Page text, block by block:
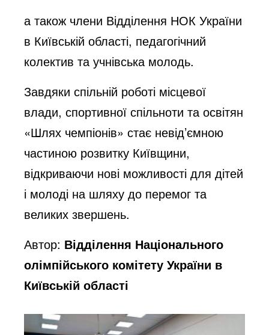
а також члени Відділення НОК України
в Київській області, педагогічний
колектив та учнівська молодь.
Завдяки спільній роботі місцевої
влади, спортивної спільноти та освітян
«Шлях чемпіонів» стає невід’ємною
частиною розвитку Київщини,
відкриваючи нові можливості для дітей
і молоді на шляху до перемог та
великих звершень.
Автор: Відділення Національного
олімпійського комітету України в
Київській області